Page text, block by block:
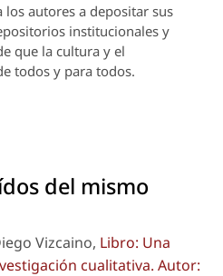
autores a depositar sus
institucionales y
que la cultura y el
todos y para todos.
del mismo
Vizcaino, Libro: Una
cualitativa. Autor: